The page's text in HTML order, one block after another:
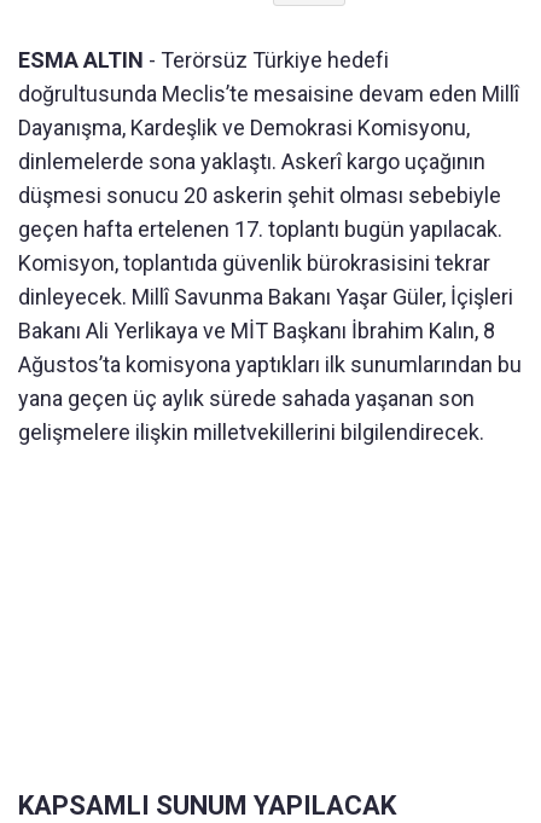
ESMA ALTIN - Terörsüz Türkiye hedefi
doğrultusunda Meclis’te mesaisine devam eden Millî
Dayanışma, Kardeşlik ve Demokrasi Komisyonu,
dinlemelerde sona yaklaştı. Askerî kargo uçağının
düşmesi sonucu 20 askerin şehit olması sebebiyle
geçen hafta ertelenen 17. toplantı bugün yapılacak.
Komisyon, toplantıda güvenlik bürokrasisini tekrar
dinleyecek. Millî Savunma Bakanı Yaşar Güler, İçişleri
Bakanı Ali Yerlikaya ve MİT Başkanı İbrahim Kalın, 8
Ağustos’ta komisyona yaptıkları ilk sunumlarından bu
yana geçen üç aylık sürede sahada yaşanan son
gelişmelere ilişkin milletvekillerini bilgilendirecek.
KAPSAMLI SUNUM YAPILACAK